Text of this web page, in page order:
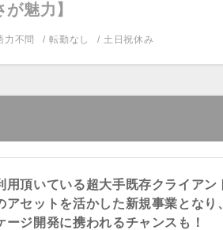
魅力】
力不問 転勤なし 土日祝休み
用頂いている超大手既存クライア
アセットを活かした新規事業とな
ージ開発に携われるチャンスも！